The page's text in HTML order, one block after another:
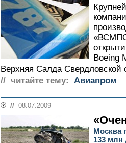
Boeing
Верхняя Салда Свердловской
// читайте тему:
Авиапром
// 08.07.2009
Москва
133 млн